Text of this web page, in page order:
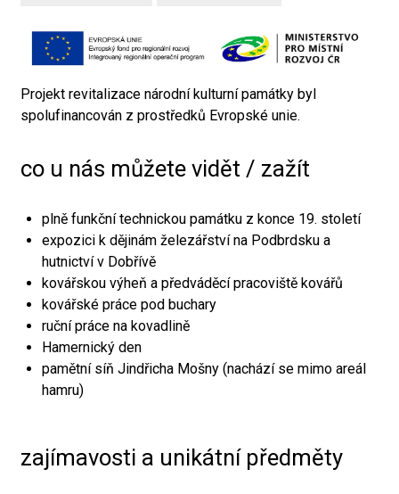
Projekt revitalizace národní kulturní památky byl
spolufinancován z prostředků Evropské unie.
co u nás můžete vidět / zažít
plně funkční technickou památku z konce 19. století
expozici k dějinám železářství na Podbrdsku a
hutnictví v Dobřívě
kovářskou výheň a předváděcí pracoviště kovářů
kovářské práce pod buchary
ruční práce na kovadlině
Hamernický den
pamětní síň Jindřicha Mošny (nachází se mimo areál
hamru)
zajímavosti a unikátní předměty